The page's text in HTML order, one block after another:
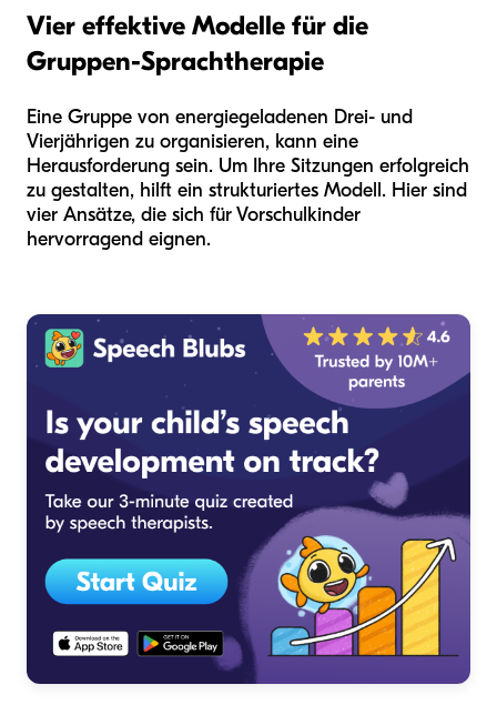
Vier effektive Modelle für die
Gruppen-Sprachtherapie
Eine Gruppe von energiegeladenen Drei- und
Vierjährigen zu organisieren, kann eine
Herausforderung sein. Um Ihre Sitzungen erfolgreich
zu gestalten, hilft ein strukturiertes Modell. Hier sind
vier Ansätze, die sich für Vorschulkinder
hervorragend eignen.